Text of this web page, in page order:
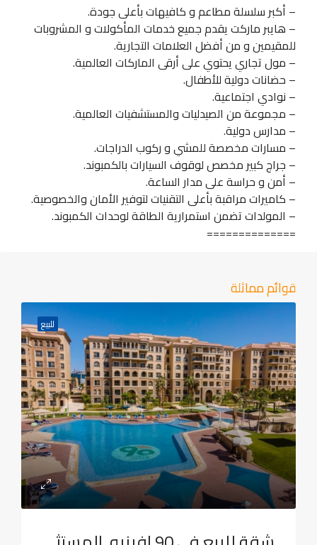
– أكبر سلسلة مطاعم و كافيهات بأعلى جودة.
– هايبر ماركت يقدم جميع خدمات المأكولات و المشروبات
للمقيمين و من أفضل العلامات التجارية.
– مول تجاري يحتوي على أرقى الماركات العالمية.
– حضانات دولية للأطفال.
– نوادي اجتماعية.
– مجموعة من الصيدليات والمستشفيات العالمية.
– مدارس دولية.
– مسارات مخصصة للمشي و ركوب الدراجات.
– جراج كبير مخصص لوقوف السيارات بالكمبوند.
– أمن و حراسة على مدار الساعة.
– كاميرات مراقبة بأعلى التقنيات لتوفير الأمان والخصوصية.
– المولدات تضمن استمرارية الطاقة لوحدات الكمبوند.
==============
قوائم مماثلة
للبيع